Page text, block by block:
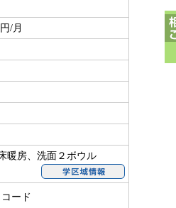
/月
暖房、洗面２ボウル
ード